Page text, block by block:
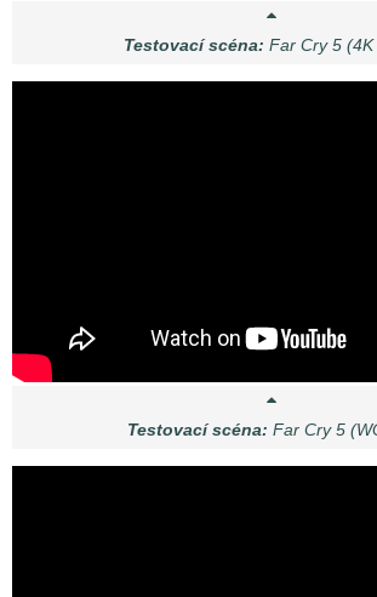
Testovací scéna: Far Cry 5 (4K
Testovací scéna: Far Cry 5